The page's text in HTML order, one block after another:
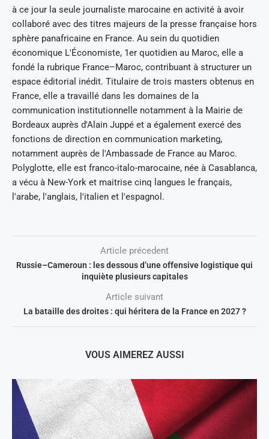
à ce jour la seule journaliste marocaine en activité à avoir
collaboré avec des titres majeurs de la presse française hors
sphère panafricaine en France. Au sein du quotidien
économique L'Économiste, 1er quotidien au Maroc, elle a
fondé la rubrique France–Maroc, contribuant à structurer un
espace éditorial inédit. Titulaire de trois masters obtenus en
France, elle a travaillé dans les domaines de la
communication institutionnelle notamment à la Mairie de
Bordeaux auprès d'Alain Juppé et a également exercé des
fonctions de direction en communication marketing,
notamment auprès de l'Ambassade de France au Maroc.
Polyglotte, elle est franco-italo-marocaine, née à Casablanca,
a vécu à New-York et maitrise cinq langues le français,
l'arabe, l'anglais, l'italien et l'espagnol.
Article précedent
Russie–Cameroun : les dessous d’une offensive logistique qui
inquiète plusieurs capitales
Article suivant
La bataille des droites : qui héritera de la France en 2027 ?
VOUS AIMEREZ AUSSI